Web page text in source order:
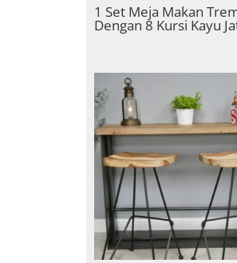
1 Set Meja Makan
Dengan 8 Kursi Kayu